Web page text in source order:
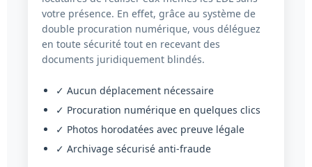
votre présence. En effet, grâce au système de
double procuration numérique, vous déléguez
en toute sécurité tout en recevant des
documents juridiquement blindés.
✓ Aucun déplacement nécessaire
✓ Procuration numérique en quelques clics
✓ Photos horodatées avec preuve légale
✓ Archivage sécurisé anti-fraude